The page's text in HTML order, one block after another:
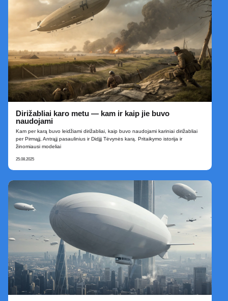
Dirižabliai karo metu — kam ir kaip jie buvo
naudojami
Kam per karą buvo leidžiami dirižabliai, kaip buvo naudojami kariniai dirižabliai
per Pirmąjį, Antrąjį pasaulinius ir Didįjį Tėvynės karą. Pritaikymo istorija ir
žinomiausi modeliai
25.08.2025